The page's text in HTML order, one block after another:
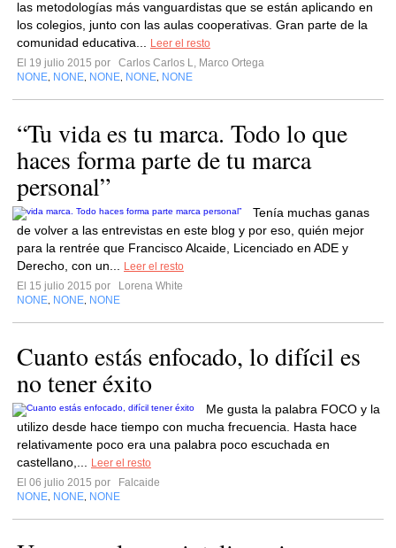
las metodologías más vanguardistas que se están aplicando en
los colegios, junto con las aulas cooperativas. Gran parte de la
comunidad educativa...
Leer el resto
El 19 julio 2015 por
Carlos Carlos L, Marco Ortega
NONE NONE NONE NONE NONE
“Tu vida es tu marca. Todo lo que
haces forma parte de tu marca
personal”
Tenía muchas ganas
de volver a las entrevistas en este blog y por eso, quién mejor
para la rentrée que Francisco Alcaide, Licenciado en ADE y
Derecho, con un...
Leer el resto
El 15 julio 2015 por
Lorena White
NONE NONE NONE
Cuanto estás enfocado, lo difícil es
no tener éxito
Me gusta la palabra FOCO y la
utilizo desde hace tiempo con mucha frecuencia. Hasta hace
relativamente poco era una palabra poco escuchada en
castellano,...
Leer el resto
El 06 julio 2015 por
Falcaide
NONE NONE NONE